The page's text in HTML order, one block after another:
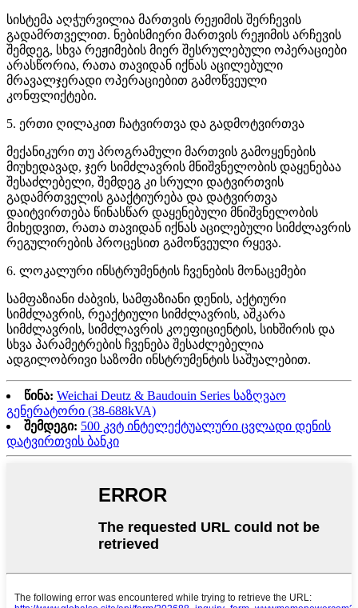
სისტემა აღჭურვილია მართვის რეჟიმის შერჩევის
გადამრთველით. ნებისმიერი მართვის რეჟიმის არჩევის
შემდეგ, სხვა რეჟიმების მიერ შესრულებული ოპერაციები
არასწორია, რათა თავიდან იქნას აცილებული
მრავალჯერადი ოპერაციებით გამოწვეული
კონფლიქტები.
5. ერთი ღილაკით ჩატვირთვა და გადმოტვირთვა
მექანიკური თუ პროგრამული მართვის გამოყენების
მიუხედავად, ჯერ სიმძლავრის მნიშვნელობის დაყენებაა
შესაძლებელი, შემდეგ კი სრული დატვირთვის
გადამრთველის გააქტიურება და დატვირთვა
დაიტვირთება წინასწარ დაყენებული მნიშვნელობის
მიხედვით, რათა თავიდან იქნას აცილებული სიმძლავრის
რეგულირების პროცესით გამოწვეული რყევა.
6. ლოკალური ინსტრუმენტის ჩვენების მონაცემები
სამფაზიანი ძაბვის, სამფაზიანი დენის, აქტიური
სიმძლავრის, რეაქტიული სიმძლავრის, აშკარა
სიმძლავრის, სიმძლავრის კოეფიციენტის, სიხშირის და
სხვა პარამეტრების ჩვენება შესაძლებელია
ადგილობრივი საზომი ინსტრუმენტის საშუალებით.
წინა: Weichai Deutz & Baudouin Series საზღვაო
გენერატორი (38-688kVA)
შემდეგი: 500 კვტ ინტელექტუალური ცვლადი დენის
დატვირთვის ბანკი